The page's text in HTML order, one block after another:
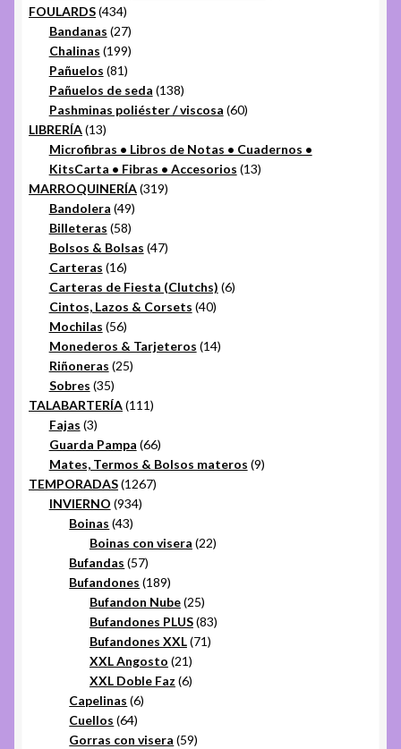
FOULARDS 434434
productos
Bandanas 2727
productos
Chalinas 199199
productos
Pañuelos 8181
productos
Pañuelos de seda 138138
productos
Pashminas poliéster / viscosa 6060
LIBRERÍA 1313
productos
Microfibras • Libros de Notas • Cuadernos •
KitsCarta • Fibras • Accesorios 1313
MARROQUINERÍA 319319
Bandolera 4949
productos
Billeteras 5858
productos
Bolsos & Bolsas 4747
Carteras 1616
productos
Carteras de Fiesta (Clutchs) 66
Cintos, Lazos & Corsets 4040
Mochilas 5656
productos
Monederos & Tarjeteros 1414
Riñoneras 2525
Sobres 3535
productos
TALABARTERÍA 111111
Fajas 33
productos
Guarda Pampa 6666
productos
Mates, Termos & Bolsos materos 99
TEMPORADAS 12671267
INVIERNO 934934
Boinas 4343
productos
Boinas con visera 2222
Bufandas 5757
productos
Bufandones 189189
productos
Bufandon Nube 2525
productos
Bufandones PLUS 8383
Bufandones XXL 7171
XXL Angosto 2121
productos
XXL Doble Faz 66
Capelinas 66
Cuellos 6464
productos
Gorras con visera 5959